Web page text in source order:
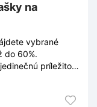
na
vybrané
do 60%.
príležitosť
skvelú cenu.